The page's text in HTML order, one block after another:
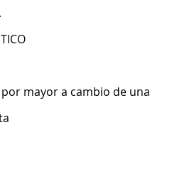
mayor a cambio de una